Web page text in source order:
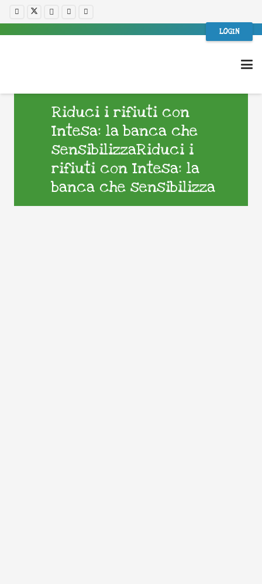
LOGIN
Riduci i rifiuti con
Intesa: la banca che
sensibilizzaRiduci i
rifiuti con Intesa: la
banca che sensibilizza